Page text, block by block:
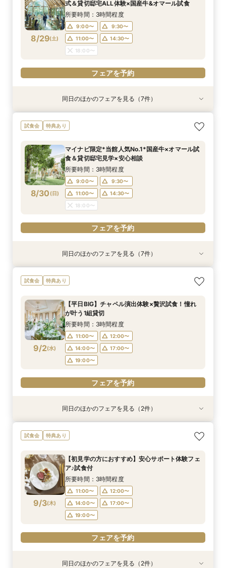
8/28(金)
15:00〜
17:00〜
18:00〜
フェアを予約
8/28(金)
15:00〜
17:00〜
18:00〜
フェアを予約
8/29(土)
式＆貸切邸宅ALL体験×国産牛&オマール試食
所要時間：3時間程度
9:00〜
9:30〜
11:00〜
14:30〜
18:00〜
フェアを予約
特典あり 動画あり
8/29(土)
マイナビW予約限定！料理重視★必見【国産牛*
オマール海老*トリュフ】贅沢試食×貸切W
9:00〜
9:30〜
11:00〜
14:30〜
18:00〜
フェアを予約
特典あり
8/29(土)
「即決ナシ」予算のリアル大公開！本番コーデ×
人気ドレス優待付
9:00〜
9:30〜
11:00〜
14:30〜
18:00〜
フェアを予約
8/29(土)
【遠方の方◎オンライン相談会】スマホで簡単！
豪華5大特典付き
10:00〜
12:00〜
13:30〜
16:00〜
17:00〜
フェアを予約
8/29(土)
不安解消★予算安心【シンプル婚・パパママ婚】
お見積りサポート相談会
9:00〜
9:30〜
11:00〜
14:30〜
18:00〜
フェアを予約
8/29(土)
知りたい事だけ！60分でも可能【予算・雰囲
気・ドレスなど】何でも相談会
9:00〜
9:30〜
14:30〜
15:00〜
18:00〜
フェアを予約
特典あり
8/29(土)
【大切な家族！ペットと一緒の結婚式】限定特典
♪ペットと相談会
9:00〜
9:30〜
11:00〜
14:30〜
18:00〜
フェアを予約
特典あり
8/29(土)
【2名〜OK*送迎付きで安心】贅沢試食＆少人数
婚相談会
9:00〜
9:30〜
11:00〜
14:30〜
18:00〜
フェアを予約
同日のほかのフェアを見る（7件）
試食会 特典あり
8/30 (日)
マイナビ限定*当館人気No.1*国産牛×オマール試
食＆貸切邸宅見学×安心相談
所要時間：3時間程度
9:00〜
9:30〜
11:00〜
14:30〜
18:00〜
フェアを予約
特典あり
8/30(日)
「即決ナシ」予算のリアル大公開！本番コーデ×
人気ドレス優待付
9:00〜
11:00〜
14:30〜
18:00〜
フェアを予約
8/30(日)
【遠方の方◎オンライン相談会】スマホで簡単！
豪華5大特典付き
10:00〜
13:30〜
16:00〜
17:00〜
フェアを予約
特典あり
8/30(日)
＜初めての式場見学＞心躍る花嫁の第一歩♪見積
もり相談＆見学会
9:00〜
11:00〜
14:30〜
18:00〜
フェアを予約
8/30(日)
不安解消★予算安心【シンプル婚・パパママ婚】
お見積りサポート相談会
9:00〜
11:00〜
14:30〜
18:00〜
フェアを予約
8/30(日)
知りたい事だけ！60分でも可能【予算・雰囲
気・ドレスなど】何でも相談会
9:00〜
14:30〜
15:00〜
18:00〜
フェアを予約
特典あり
8/30(日)
【大切な家族！ペットと一緒の結婚式】限定特典
♪ペットと相談会
9:00〜
11:00〜
14:30〜
18:00〜
フェアを予約
特典あり
8/30(日)
【2名〜OK*送迎付きで安心】贅沢試食＆少人数
婚相談会
9:00〜
11:00〜
14:30〜
18:00〜
フェアを予約
同日のほかのフェアを見る（7件）
試食会 特典あり
9/2(水)
【平日BIG】チャペル演出体験×贅沢試食！憧れ
が叶う1組貸切
所要時間：3時間程度
11:00〜
12:00〜
14:00〜
17:00〜
19:00〜
フェアを予約
特典あり
9/2(水)
2名様～少人数プラン【送迎付きで安心】一組貸
切でおススメ♪
12:00〜
15:00〜
17:00〜
18:00〜
フェアを予約
9/2(水)
【遠方の方◎オンライン相談会】スマホで簡単！
豪華5大特典付き
12:00〜
15:00〜
17:00〜
18:00〜
フェアを予約
同日のほかのフェアを見る（2件）
試食会 特典あり
9/3(木)
【初見学の方におすすめ】安心サポート体験フェ
ア♪試食付
所要時間：3時間程度
11:00〜
12:00〜
14:00〜
17:00〜
19:00〜
フェアを予約
特典あり同日のほかのフェアを見る（2件）